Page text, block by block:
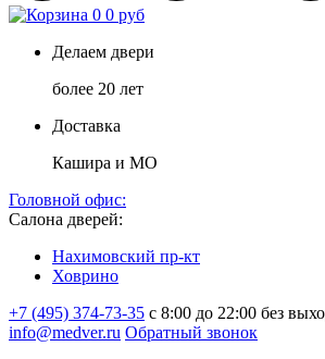
0 0 руб
Делаем двери
более 20 лет
Доставка
Кашира и МО
Головной офис:
Салона дверей:
Нахимовский пр-кт
Ховрино
+7 (495) 374-73-35 с 8:00 до 22:00 без
info@medver.ru Обратный звонок